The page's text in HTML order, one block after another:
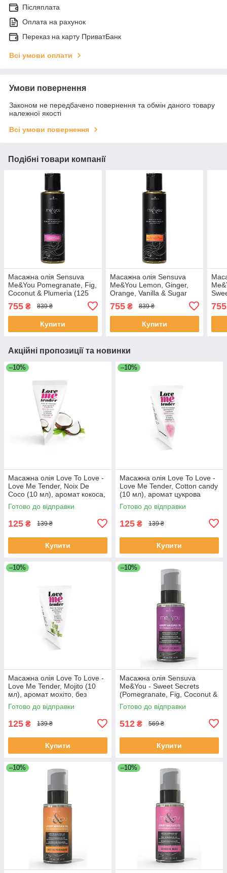
Післяплата
Оплата на рахунок
Переказ на карту ПриватБанк
Всі умови оплати
Умови повернення
Законом не передбачено повернення та обмін даного товару
належної якості
Всі умови повернення
Подібні товари компанії
Масажна олія Sensuva
Me&You Pomegranate, Fig,
Coconut & Plumeria (125
755 ₴ 839 ₴
Купити
Масажна олія Sensuva
Me&You Lemon, Ginger,
Orange, Vanilla & Sugar
(125 мл) із феромонами
755₴ 839 ₴
Купити
755
Акційні пропозиції та новинки
–10%
Масажна олія Love To Love -
Love Me Tender, Noix De
Coco (10 мл), аромат кокоса,
без парабенів
Готово до відправки
125 ₴ 139 ₴
Купити
–10%
Масажна олія Love To Love -
Love Me Tender, Cotton candy
(10 мл), аромат цукрова
вата, без парабенів
Готово до відправки
125 ₴ 139 ₴
Купити
–10%
Масажна олія Love To Love -
Love Me Tender, Mojito (10
мл), аромат мохіто, без
парабенів
Готово до відправки
125 ₴ 139 ₴
Купити
–10%
Масажна олія Sensuva
Me&You - Sweet Secrets
(Pomegranate, Fig, Coconut &
Plumeria) 59 мл
Готово до відправки
512 ₴ 569 ₴
Купити
–10% –10%